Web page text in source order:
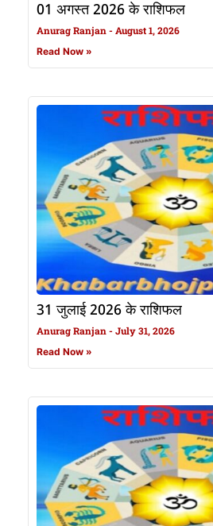
01 अगस्त 2026 के राशिफल
Anurag Ranjan August 1, 2026
Read Now »
31 जुलाई 2026 के राशिफल
Anurag Ranjan July 31, 2026
Read Now »